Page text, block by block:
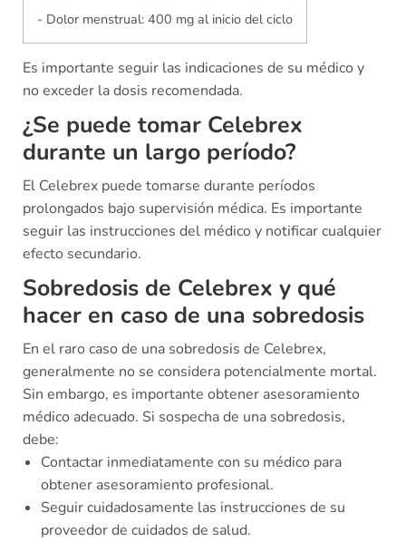
- Dolor menstrual: 400 mg al inicio del ciclo
Es importante seguir las indicaciones de su médico y
no exceder la dosis recomendada.
¿Se puede tomar Celebrex
durante un largo período?
El Celebrex puede tomarse durante períodos
prolongados bajo supervisión médica. Es importante
seguir las instrucciones del médico y notificar cualquier
efecto secundario.
Sobredosis de Celebrex y qué
hacer en caso de una sobredosis
En el raro caso de una sobredosis de Celebrex,
generalmente no se considera potencialmente mortal.
Sin embargo, es importante obtener asesoramiento
médico adecuado. Si sospecha de una sobredosis,
debe:
Contactar inmediatamente con su médico para
obtener asesoramiento profesional.
Seguir cuidadosamente las instrucciones de su
proveedor de cuidados de salud.